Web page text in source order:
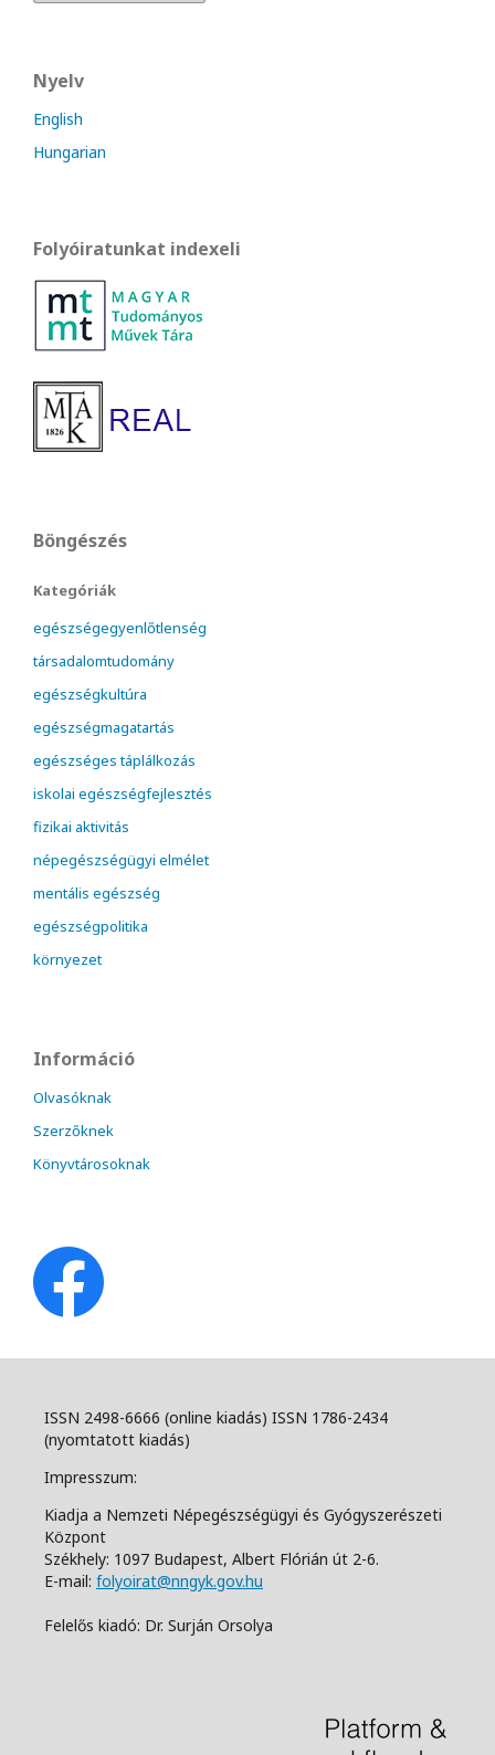
Nyelv
English
Hungarian
Folyóiratunkat indexeli
Böngészés
Kategóriák
egészségegyenlőtlenség
társadalomtudomány
egészségkultúra
egészségmagatartás
egészséges táplálkozás
iskolai egészségfejlesztés
fizikai aktivitás
népegészségügyi elmélet
mentális egészség
egészségpolitika
környezet
Információ
Olvasóknak
Szerzőknek
Könyvtárosoknak
ISSN 2498-6666 (online kiadás) ISSN 1786-2434
(nyomtatott kiadás)
Impresszum:
Kiadja a Nemzeti Népegészségügyi és Gyógyszerészeti
Központ
Székhely: 1097 Budapest, Albert Flórián út 2-6.
E-mail: folyoirat@nngyk.gov.hu
Felelős kiadó: Dr. Surján Orsolya